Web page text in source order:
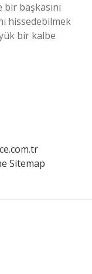
başkasını
hissedebilmek
bir kalbe
Sitemap